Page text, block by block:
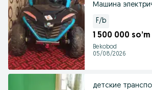
Машина
F/b
1 500 000 so’m
Bekobod
05/08/2026
детские